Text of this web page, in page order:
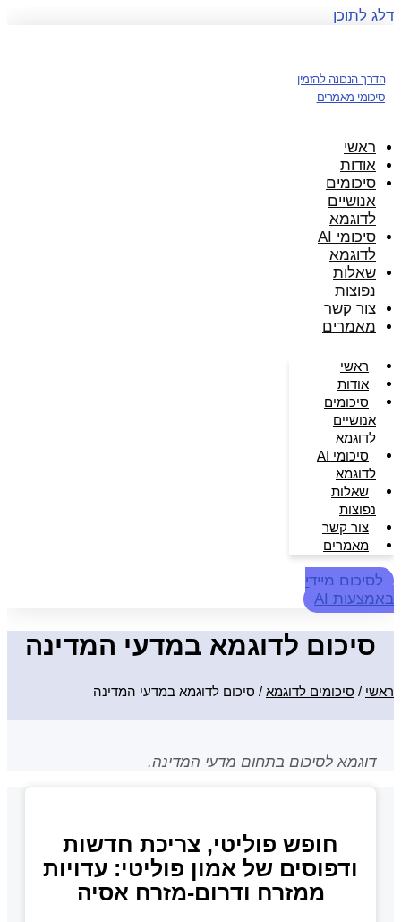
דלג לתוכן
הדרך הנכונה להזמין
סיכומי מאמרים
ראשי
אודות
סיכומים
אנושיים
לדוגמא
סיכומי AI
לדוגמא
שאלות
נפוצות
צור קשר
מאמרים
ראשי
אודות
סיכומים
אנושיים
לדוגמא
סיכומי AI
לדוגמא
שאלות
נפוצות
צור קשר
מאמרים
לסיכום מיידי
באמצעות AI
סיכום לדוגמא במדעי המדינה
ראשי / סיכומים לדוגמא / סיכום לדוגמא במדעי המדינה
דוגמא לסיכום בתחום מדעי המדינה.
חופש פוליטי, צריכת חדשות
ודפוסים של אמון פוליטי: עדויות
ממזרח ודרום-מזרח אסיה